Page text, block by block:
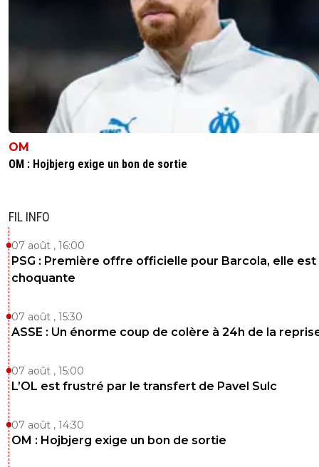
OM
OM : Hojbjerg exige un bon de sortie
FIL INFO
07 août , 16:00
PSG : Première offre officielle pour Barcola, elle est
choquante
07 août , 15:30
ASSE : Un énorme coup de colère à 24h de la
07 août , 15:00
L’OL est frustré par le transfert de Pavel Sulc
07 août , 14:30
OM : Hojbjerg exige un bon de sortie